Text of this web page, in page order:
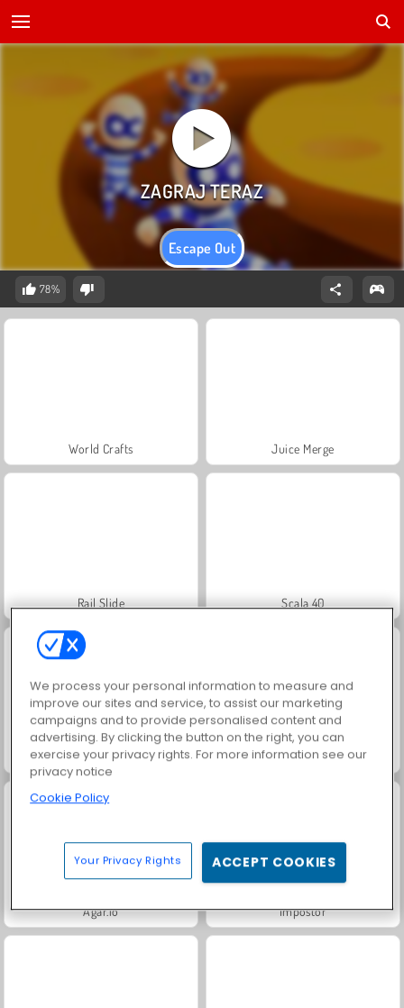
Escape Out
78%
World Crafts Juice Merge
Rail Slide Scala 40
Super Escape Masters Grand Mahjong Connect
Agar.io Impostor
We process your personal information to measure and
improve our sites and service, to assist our marketing
campaigns and to provide personalised content and
advertising. By clicking the button on the right, you can
exercise your privacy rights. For more information see our
privacy notice
Cookie Policy
Your Privacy Rights ACCEPT COOKIES